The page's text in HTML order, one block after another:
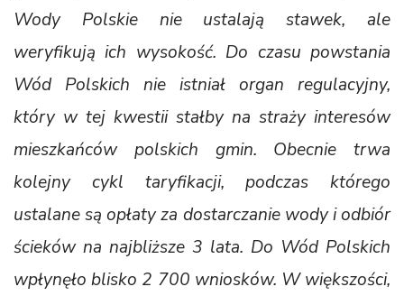
Wody Polskie nie ustalają stawek, ale
weryfikują ich wysokość. Do czasu powstania
Wód Polskich nie istniał organ regulacyjny,
który w tej kwestii stałby na straży interesów
mieszkańców polskich gmin. Obecnie trwa
kolejny cykl taryfikacji, podczas którego
ustalane są opłaty za dostarczanie wody i odbiór
ścieków na najbliższe 3 lata. Do Wód Polskich
wpłynęło blisko 2 700 wniosków. W większości,